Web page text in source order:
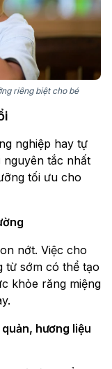
riêng biệt cho bé
nghiệp hay tự
nguyên tắc nhất
tối ưu cho
nớt. Việc cho
từ sớm có thể tạo
khỏe răng miệng
hương liệu